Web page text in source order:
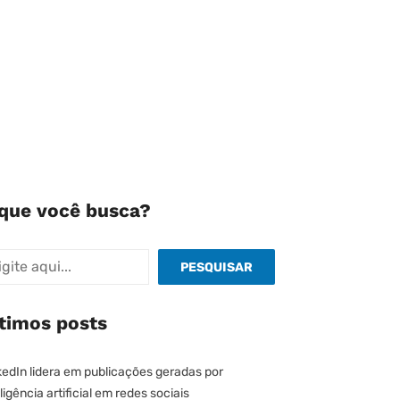
você busca?
PESQUISAR
posts
lidera em publicações geradas por
artificial em redes sociais